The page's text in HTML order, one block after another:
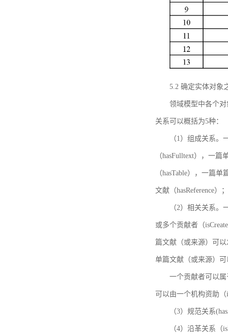
5.2 确定实体对象
领域模型中各个
关系可以概括为5种：
（1）组成关系
（hasFulltext），一
（hasTable），一篇
文献（hasReference）；
（2）相关关系
或多个贡献者（
篇文献（或来源）可
单篇文献（或来源）可
一个贡献者可以
可以由一个机构资助（
（3）规范关系
（4）沿革关系